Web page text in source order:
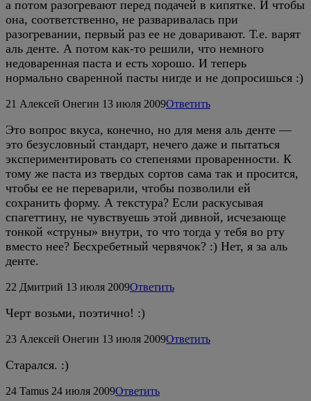
а потом разогревают перед подачей в кипятке. И чтобы
она, соответственно, не разваривалась при
разогревании, первый раз ее не доваривают. Т.е. варят
аль денте. А потом как-то решили, что немного
недоваренная паста и есть хорошо. И теперь
нормально сваренной пасты нигде и не допросишься :)
21 Алексей Онегин 13 июля 2009Ответить
Это вопрос вкуса, конечно, но для меня аль денте —
это безусловный стандарт, нечего даже и пытаться
экспериментировать со степенями проваренности. К
тому же паста из твердых сортов сама так и просится,
чтобы ее не переварили, чтобы позволили ей
сохранить форму. А текстура? Если раскусывая
спагеттину, не чувствуешь этой дивной, исчезающе
тонкой «струны» внутри, то что тогда у тебя во рту
вместо нее? Бесхребетный червячок? :) Нет, я за аль
денте.
22 Дмитрий 13 июля 2009Ответить
Черт возьми, поэтично! :)
23 Алексей Онегин 13 июля 2009Ответить
Старался. :)
24 Tamus 24 июля 2009Ответить